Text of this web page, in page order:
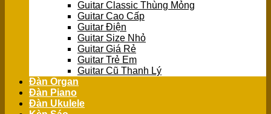
Guitar Classic Thùng Mỏng
Guitar Cao Cấp
Guitar Điện
Guitar Size Nhỏ
Guitar Giá Rẻ
Guitar Trẻ Em
Guitar Cũ Thanh Lý
Đàn Organ
Đàn Piano
Đàn Ukulele